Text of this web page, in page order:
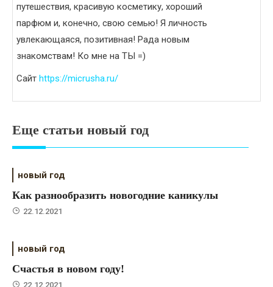
путешествия, красивую косметику, хороший
парфюм и, конечно, свою семью! Я личность
увлекающаяся, позитивная! Рада новым
знакомствам! Ко мне на ТЫ =)
Сайт https://micrusha.ru/
Еще статьи новый год
новый год
Как разнообразить новогодние каникулы
22.12.2021
новый год
Счастья в новом году!
22.12.2021